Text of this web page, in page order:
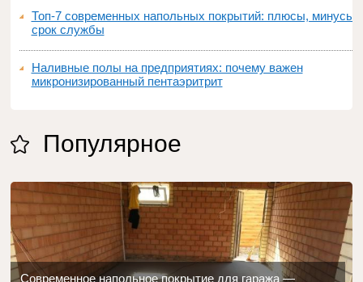
Топ‑7 современных напольных покрытий: плюсы, минусы,
срок службы
Наливные полы на предприятиях: почему важен
микронизированный пентаэритрит
Популярное
Современное напольное покрытие для гаража —